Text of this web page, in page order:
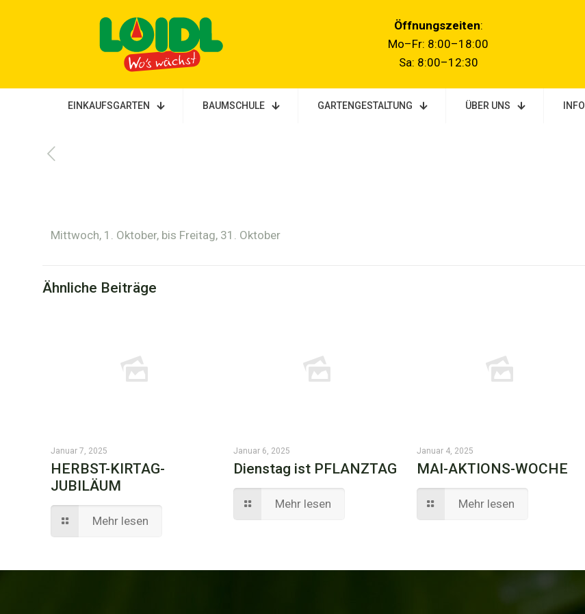
Öffnungszeiten:
Mo–Fr: 8:00–18:00
Sa: 8:00–12:30
EINKAUFSGARTEN BAUMSCHULE GARTENGESTALTUNG ÜBER UNS INFO
Mittwoch, 1. Oktober, bis Freitag, 31. Oktober
Ähnliche Beiträge
Januar 7, 2025
HERBST-KIRTAG-
JUBILÄUM
Mehr lesen
Januar 6, 2025
Dienstag ist PFLANZTAG
Mehr lesen
Januar 4, 2025
MAI-AKTIONS-WOCHE
Mehr lesen